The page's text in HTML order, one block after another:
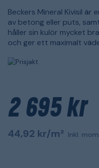
Beckers Mineral Kivisil
av betong eller puts,
håller sin kulör mycket
och ger ett maximalt
2 695 kr
44,92 kr/m² Inkl.